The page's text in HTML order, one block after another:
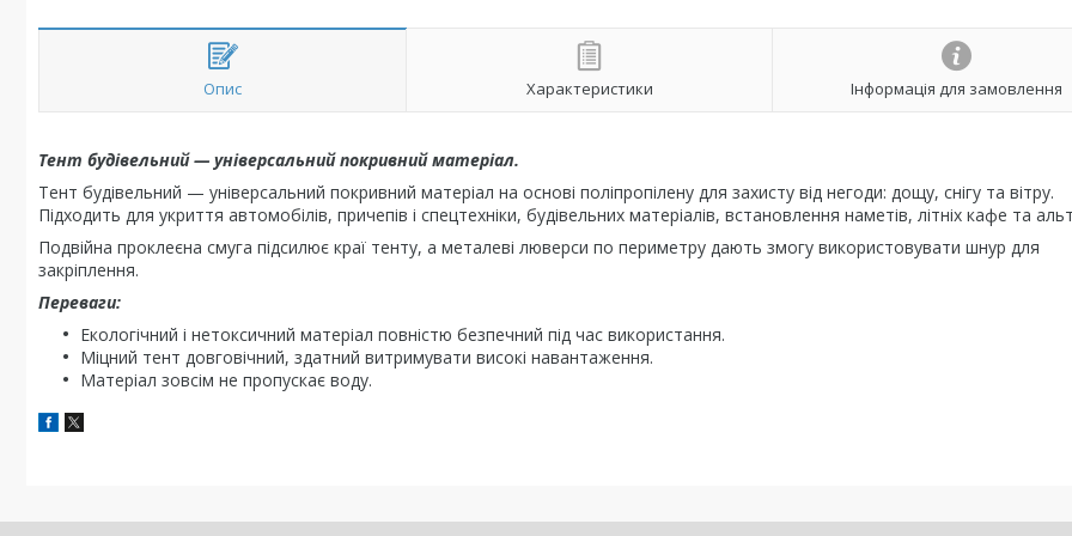
Опис Характеристики Інформація для замовлення
Тент будівельний — універсальний покривний матеріал.
Тент будівельний — універсальний покривний матеріал на основі поліпропілену для захисту від негоди: дощу, снігу та вітру.
Підходить для укриття автомобілів, причепів і спецтехніки, будівельних матеріалів, встановлення наметів, літніх кафе та
Подвійна проклеєна смуга підсилює краї тенту, а металеві люверси по периметру дають змогу використовувати шнур для
закріплення.
Переваги:
Екологічний і нетоксичний матеріал повністю безпечний під час використання.
Міцний тент довговічний, здатний витримувати високі навантаження.
Матеріал зовсім не пропускає воду.